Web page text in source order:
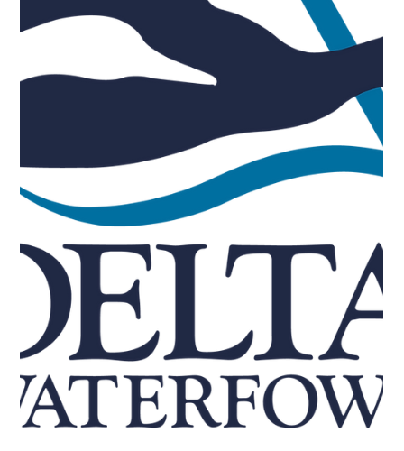
Yan Monette
17 mars
2 min de lecture
L’importance d’utiliser de bons
decoys pour la chasse au canard